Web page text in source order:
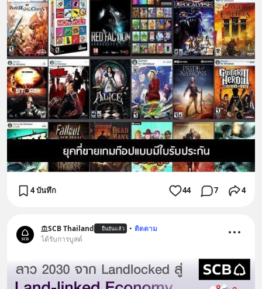
4 บันทึก 44 7 4
SCB Thailand ยืนยันแล้ว • ติดตาม
ได้รับการบูสต์